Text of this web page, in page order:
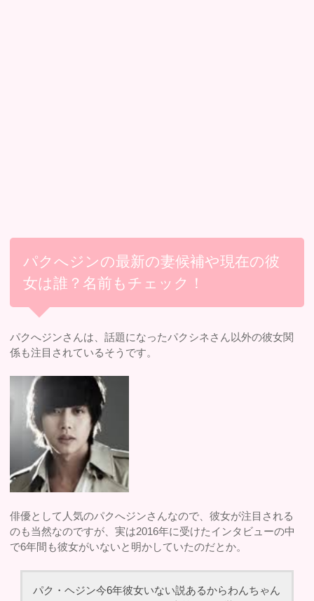
パクへジンの最新の妻候補や現在の彼
女は誰？名前もチェック！
パクへジンさんは、話題になったパクシネさん以外の彼女関
係も注目されているそうです。
俳優として人気のパクへジンさんなので、彼女が注目される
のも当然なのですが、実は2016年に受けたインタビューの中
で6年間も彼女がいないと明かしていたのだとか。
パク・ヘジン今6年彼女いない説あるからわんちゃん